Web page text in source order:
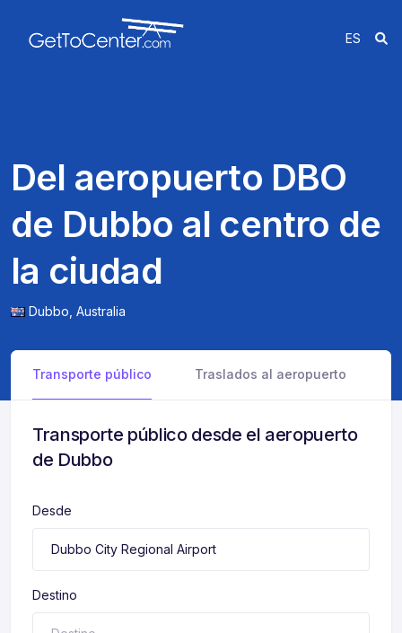
ES
Del aeropuerto DBO
de Dubbo al centro de
la ciudad
Dubbo, Australia
Transporte público Traslados al aeropuerto
Transporte público desde el aeropuerto
de Dubbo
Desde
Destino